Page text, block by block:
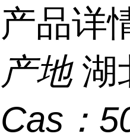
产品详
产地 湖
Cas：